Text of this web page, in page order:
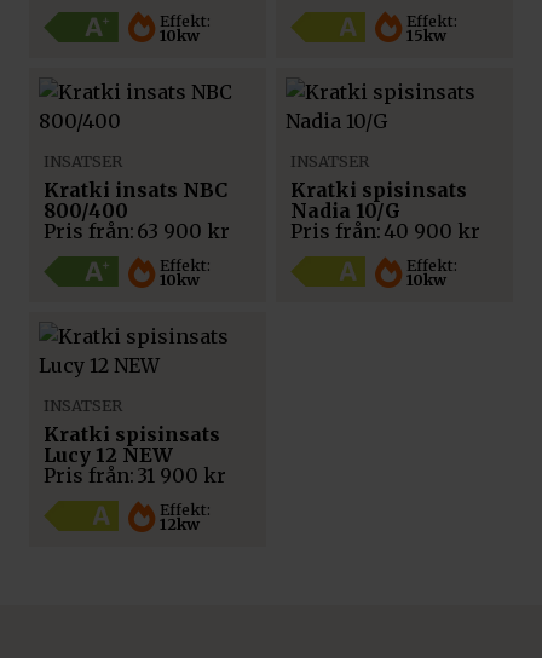
Effekt:
10kw
Effekt:
15kw
Effekt:
10kw
INSATSER
Kratki insats NBC
800/400
Pris från: 63 900 kr
Effekt:
10kw
INSATSER
Kratki spisinsats
Nadia 10/G
Pris från: 40 900 kr
Effekt:
12kw
INSATSER
Kratki spisinsats
Lucy 12 NEW
Pris från: 31 900 kr